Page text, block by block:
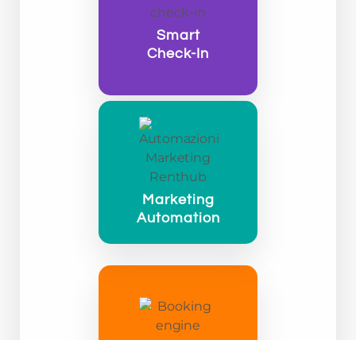
Smart
Check-In
Marketing
Automation